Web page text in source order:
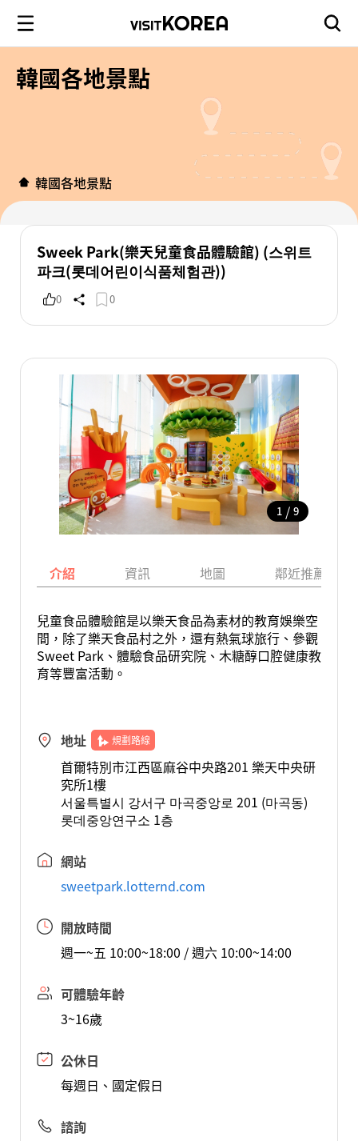
韓國各地景點
韓國各地景點
Sweek Park(樂天兒童食品體驗館) (스위트
파크(롯데어린이식품체험관))
0 0
1 / 9
介紹 資訊 地圖 鄰近推薦景點
兒童食品體驗館是以樂天食品為素材的教育娛樂空
間，除了樂天食品村之外，還有熱氣球旅行、參觀
Sweet Park、體驗食品研究院、木糖醇口腔健康教
育等豐富活動。
地址 規劃路線
首爾特別市江西區麻谷中央路201 樂天中央研
究所1樓
서울특별시 강서구 마곡중앙로 201 (마곡동)
롯데중앙연구소 1층
網站
sweetpark.lotternd.com
開放時間
週一~五 10:00~18:00 / 週六 10:00~14:00
可體驗年齡
3~16歲
公休日
每週日、國定假日
諮詢